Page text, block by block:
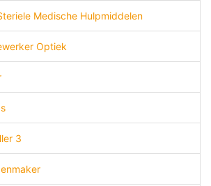
Medische Hulpmiddelen
Optiek
3